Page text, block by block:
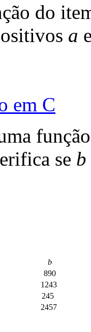
do
a
em C
se b
b
890
1243
245
2457